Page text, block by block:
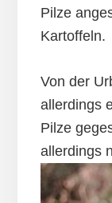
Pilze
Kartoffeln.
Von der
allerdings
Pilze
allerdings